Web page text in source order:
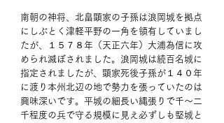
南朝の神将、北畠顕家の子孫は浪岡城を拠点
にしぶとく津軽平野の一角を領有していまし
たが、１５７８年（天正六年）大浦為信に攻
められ滅ぼされました。浪岡城は続百名城に
指定されましたが、顕家死後子孫が１４０年
に渡り本州北辺の地で勢力を張っていたのは
興味深いです。平城の細長い縄張りで千～二
千程度の兵で守る規模に見え必ずしも堅城と